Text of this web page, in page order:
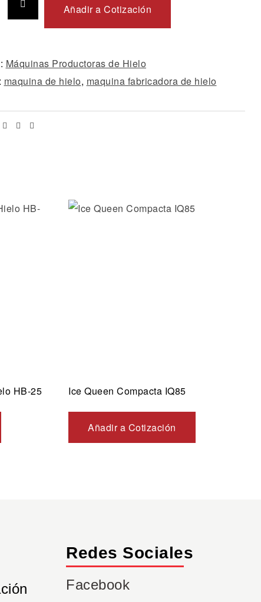
Añadir a Cotización
Máquinas Productoras de Hielo
maquina de hielo, maquina fabricadora de hielo
Facebook
TwitterLinkedin
Añadir a la lista de deseos
HB-25 Ice Queen Compacta IQ85
Añadir a Cotización
Redes Sociales
Facebook